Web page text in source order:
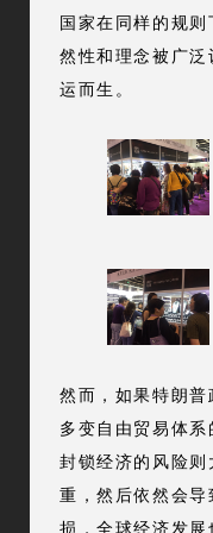
国家在同样的规
然性和理念被广
运而生。
然而，如果特朗
多变自由贸易体
封锁经济的风险
重，然后依然会
损，全球经济发